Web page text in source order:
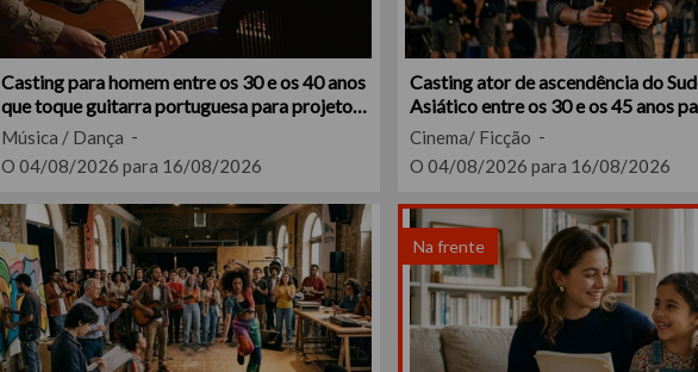
Casting para homem entre os 30 e os 40 anos
que toque guitarra portuguesa para projeto
internacional
Música / Dança
O 04/08/2026 para 16/08/2026
Casting ator de ascendência do
Asiático entre os 30 e os 45 anos
metragem no Porto
Cinema/ Ficção
O 04/08/2026 para 16/08/2026
Na frente